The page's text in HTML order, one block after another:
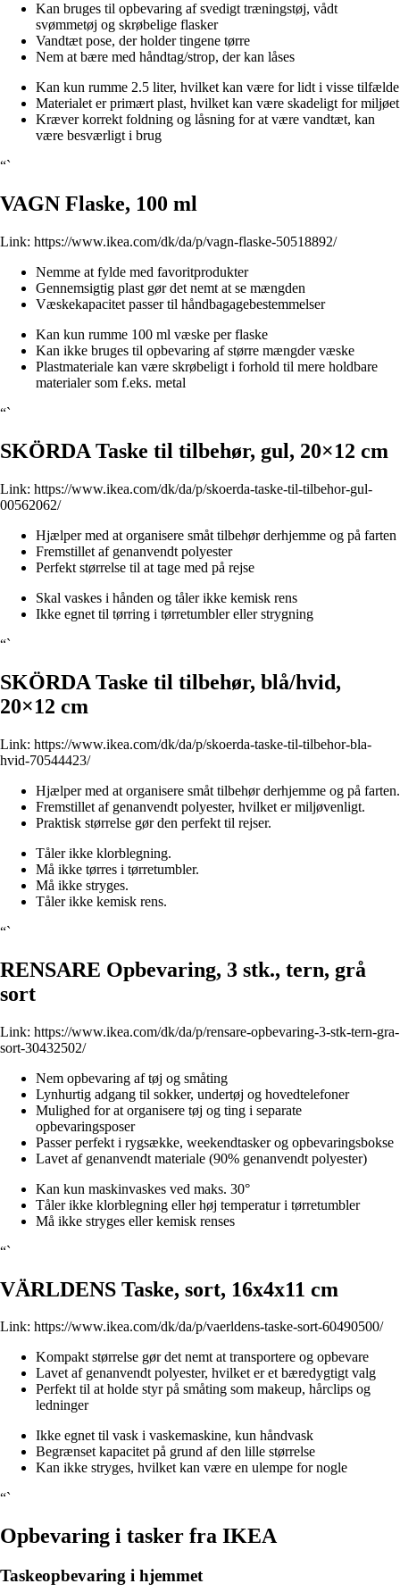
Kan bruges til opbevaring af svedigt træningstøj, vådt
svømmetøj og skrøbelige flasker
Vandtæt pose, der holder tingene tørre
Nem at bære med håndtag/strop, der kan låses
Kan kun rumme 2.5 liter, hvilket kan være for lidt i visse tilfælde
Materialet er primært plast, hvilket kan være skadeligt for miljøet
Kræver korrekt foldning og låsning for at være vandtæt, kan
være besværligt i brug
“`
VAGN Flaske, 100 ml
Link: https://www.ikea.com/dk/da/p/vagn-flaske-50518892/
Nemme at fylde med favoritprodukter
Gennemsigtig plast gør det nemt at se mængden
Væskekapacitet passer til håndbagagebestemmelser
Kan kun rumme 100 ml væske per flaske
Kan ikke bruges til opbevaring af større mængder væske
Plastmateriale kan være skrøbeligt i forhold til mere holdbare
materialer som f.eks. metal
“`
SKÖRDA Taske til tilbehør, gul, 20×12 cm
Link: https://www.ikea.com/dk/da/p/skoerda-taske-til-tilbehor-gul-
00562062/
Hjælper med at organisere småt tilbehør derhjemme og på farten
Fremstillet af genanvendt polyester
Perfekt størrelse til at tage med på rejse
Skal vaskes i hånden og tåler ikke kemisk rens
Ikke egnet til tørring i tørretumbler eller strygning
“`
SKÖRDA Taske til tilbehør, blå/hvid,
20×12 cm
Link: https://www.ikea.com/dk/da/p/skoerda-taske-til-tilbehor-bla-
hvid-70544423/
Hjælper med at organisere småt tilbehør derhjemme og på farten.
Fremstillet af genanvendt polyester, hvilket er miljøvenligt.
Praktisk størrelse gør den perfekt til rejser.
Tåler ikke klorblegning.
Må ikke tørres i tørretumbler.
Må ikke stryges.
Tåler ikke kemisk rens.
“`
RENSARE Opbevaring, 3 stk., tern, grå
sort
Link: https://www.ikea.com/dk/da/p/rensare-opbevaring-3-stk-tern-gra-
sort-30432502/
Nem opbevaring af tøj og småting
Lynhurtig adgang til sokker, undertøj og hovedtelefoner
Mulighed for at organisere tøj og ting i separate
opbevaringsposer
Passer perfekt i rygsække, weekendtasker og opbevaringsbokse
Lavet af genanvendt materiale (90% genanvendt polyester)
Kan kun maskinvaskes ved maks. 30°
Tåler ikke klorblegning eller høj temperatur i tørretumbler
Må ikke stryges eller kemisk renses
“`
VÄRLDENS Taske, sort, 16x4x11 cm
Link: https://www.ikea.com/dk/da/p/vaerldens-taske-sort-60490500/
Kompakt størrelse gør det nemt at transportere og opbevare
Lavet af genanvendt polyester, hvilket er et bæredygtigt valg
Perfekt til at holde styr på småting som makeup, hårclips og
ledninger
Ikke egnet til vask i vaskemaskine, kun håndvask
Begrænset kapacitet på grund af den lille størrelse
Kan ikke stryges, hvilket kan være en ulempe for nogle
“`
Opbevaring i tasker fra IKEA
Taskeopbevaring i hjemmet